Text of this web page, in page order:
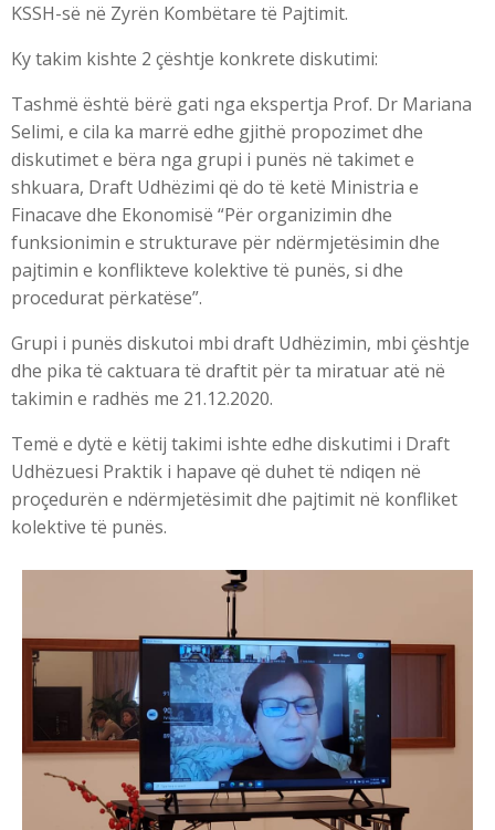
KSSH-së në Zyrën Kombëtare të Pajtimit.
Ky takim kishte 2 çështje konkrete diskutimi:
Tashmë është bërë gati nga ekspertja Prof. Dr Mariana
Selimi, e cila ka marrë edhe gjithë propozimet dhe
diskutimet e bëra nga grupi i punës në takimet e
shkuara, Draft Udhëzimi që do të ketë Ministria e
Finacave dhe Ekonomisë “Për organizimin dhe
funksionimin e strukturave për ndërmjetësimin dhe
pajtimin e konflikteve kolektive të punës, si dhe
procedurat përkatëse”.
Grupi i punës diskutoi mbi draft Udhëzimin, mbi çështje
dhe pika të caktuara të draftit për ta miratuar atë në
takimin e radhës me 21.12.2020.
Temë e dytë e këtij takimi ishte edhe diskutimi i Draft
Udhëzuesi Praktik i hapave që duhet të ndiqen në
proçedurën e ndërmjetësimit dhe pajtimit në konfliket
kolektive të punës.